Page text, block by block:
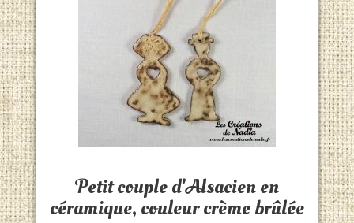
Petit couple d'Alsacien en
céramique, couleur crème brûlée